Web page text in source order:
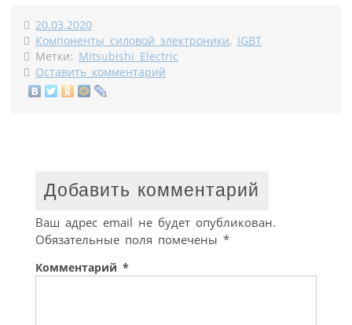
20.03.2020
Компоненты силовой электроники, IGBT
Метки: Mitsubishi Electric
Оставить комментарий
Добавить комментарий
Ваш адрес email не будет опубликован.
Обязательные поля помечены *
Комментарий *